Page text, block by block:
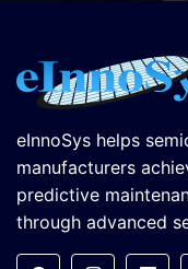
eInnoSys helps
manufacturers
predictive
through advanced